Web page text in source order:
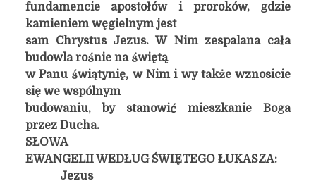
fundamencie apostołów i proroków, gdzie
kamieniem węgielnym jest
sam Chrystus Jezus. W Nim zespalana cała
budowla rośnie na świętą
w Panu świątynię, w Nim i wy także wznosicie
się we wspólnym
budowaniu, by stanowić mieszkanie Boga
przez Ducha.
SŁOWA
EWANGELII WEDŁUG ŚWIĘTEGO ŁUKASZA:
Jezus